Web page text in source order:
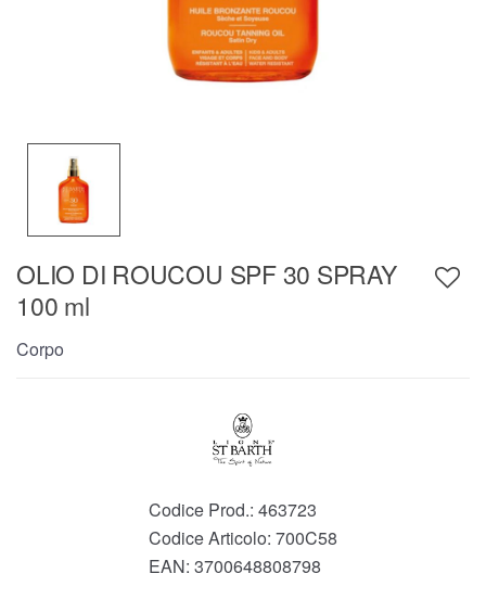
OLIO DI ROUCOU SPF 30 SPRAY
100 ml
Corpo
Codice Prod.: 463723
Codice Articolo: 700C58
EAN: 3700648808798